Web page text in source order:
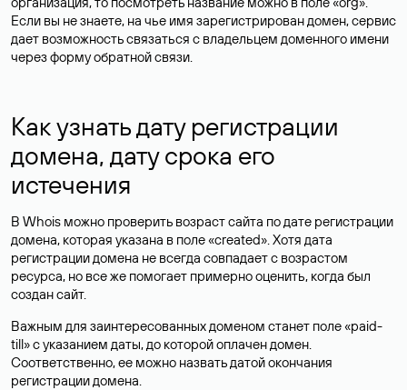
Если вы не знаете, на чье имя зарегистрирован домен, сервис
дает возможность связаться с владельцем доменного имени
через форму обратной связи.
Как узнать дату регистрации
домена, дату срока его
истечения
В Whois можно проверить возраст сайта по дате регистрации
домена, которая указана в поле «created». Хотя дата
регистрации домена не всегда совпадает с возрастом
ресурса, но все же помогает примерно оценить, когда был
создан сайт.
Важным для заинтересованных доменом станет поле «paid-
till» с указанием даты, до которой оплачен домен.
Соответственно, ее можно назвать датой окончания
регистрации домена.